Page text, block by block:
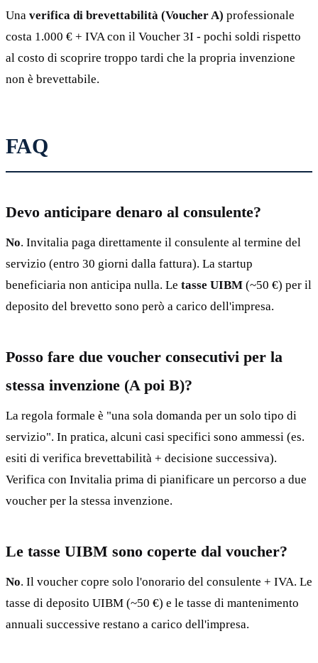
Una verifica di brevettabilità (Voucher A) professionale
costa 1.000 € + IVA con il Voucher 3I - pochi soldi rispetto
al costo di scoprire troppo tardi che la propria invenzione
non è brevettabile.
FAQ
Devo anticipare denaro al consulente?
No. Invitalia paga direttamente il consulente al termine del
servizio (entro 30 giorni dalla fattura). La startup
beneficiaria non anticipa nulla. Le tasse UIBM (~50 €) per il
deposito del brevetto sono però a carico dell'impresa.
Posso fare due voucher consecutivi per la
stessa invenzione (A poi B)?
La regola formale è "una sola domanda per un solo tipo di
servizio". In pratica, alcuni casi specifici sono ammessi (es.
esiti di verifica brevettabilità + decisione successiva).
Verifica con Invitalia prima di pianificare un percorso a due
voucher per la stessa invenzione.
Le tasse UIBM sono coperte dal voucher?
No. Il voucher copre solo l'onorario del consulente + IVA. Le
tasse di deposito UIBM (~50 €) e le tasse di mantenimento
annuali successive restano a carico dell'impresa.